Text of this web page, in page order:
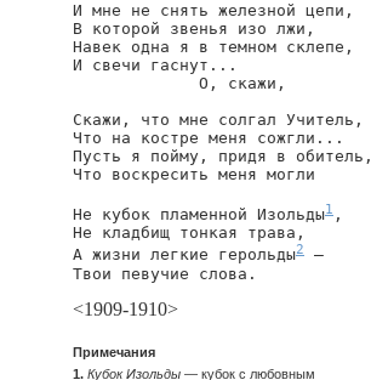
И мне не снять железной цепи,
В которой звенья изо лжи,
Навек одна я в темном склепе,
И свечи гаснут...
             О, скажи,
Скажи, что мне солгал Учитель,
Что на костре меня сожгли...
Пусть я пойму, придя в обитель,
Что воскресить меня могли
Не кубок пламенной Изольды1 ,
Не кладбищ тонкая трава,
А жизни легкие герольды2
—
Твои певучие слова.
<1909-1910>
Примечания
1. Кубок Изольды — кубок с любовным